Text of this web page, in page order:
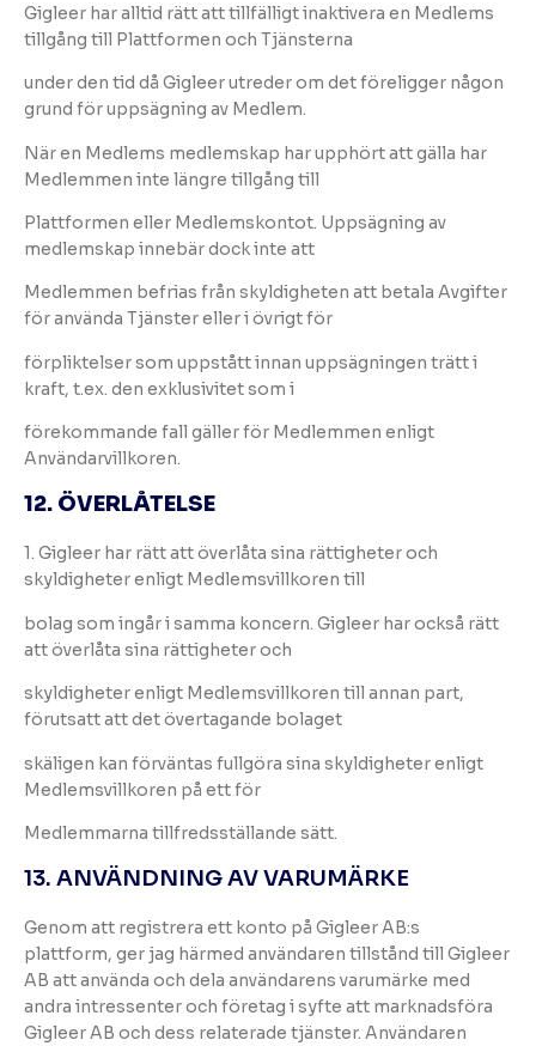
Gigleer har alltid rätt att tillfälligt inaktivera en Medlems
tillgång till Plattformen och Tjänsterna
under den tid då Gigleer utreder om det föreligger någon
grund för uppsägning av Medlem.
När en Medlems medlemskap har upphört att gälla har
Medlemmen inte längre tillgång till
Plattformen eller Medlemskontot. Uppsägning av
medlemskap innebär dock inte att
Medlemmen befrias från skyldigheten att betala Avgifter
för använda Tjänster eller i övrigt för
förpliktelser som uppstått innan uppsägningen trätt i
kraft, t.ex. den exklusivitet som i
förekommande fall gäller för Medlemmen enligt
Användarvillkoren.
12. ÖVERLÅTELSE
1. Gigleer har rätt att överlåta sina rättigheter och
skyldigheter enligt Medlemsvillkoren till
bolag som ingår i samma koncern. Gigleer har också rätt
att överlåta sina rättigheter och
skyldigheter enligt Medlemsvillkoren till annan part,
förutsatt att det övertagande bolaget
skäligen kan förväntas fullgöra sina skyldigheter enligt
Medlemsvillkoren på ett för
Medlemmarna tillfredsställande sätt.
13. ANVÄNDNING AV VARUMÄRKE
Genom att registrera ett konto på Gigleer AB:s
plattform, ger jag härmed användaren tillstånd till Gigleer
AB att använda och dela användarens varumärke med
andra intressenter och företag i syfte att marknadsföra
Gigleer AB och dess relaterade tjänster. Användaren